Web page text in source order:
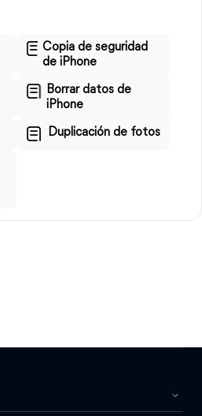
Copia de seguridad
de iPhone
Borrar datos de
iPhone
Duplicación de fotos